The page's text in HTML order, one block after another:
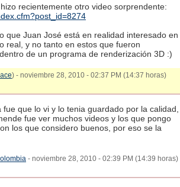
recientemente otro video sorprendente:
que Juan José está en realidad interesado en
real, y no tanto en estos que fueron
de un programa de renderización 3D :)
) - noviembre 28, 2010 - 02:37 PM (14:37 horas)
fue que lo vi y lo tenia guardado por la calidad,
fue ver muchos videos y los que pongo
los que considero buenos, por eso se la
- noviembre 28, 2010 - 02:39 PM (14:39 horas)